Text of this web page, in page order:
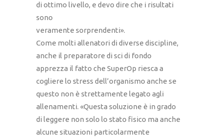
di ottimo livello, e devo dire che i risultati
sono
veramente sorprendenti».
Come molti allenatori di diverse discipline,
anche il preparatore di sci di fondo
apprezza il fatto che SuperOp riesca a
cogliere lo stress dell’organismo anche se
questo non è strettamente legato agli
allenamenti. «Questa soluzione è in grado
di leggere non solo lo stato fisico ma anche
alcune situazioni particolarmente